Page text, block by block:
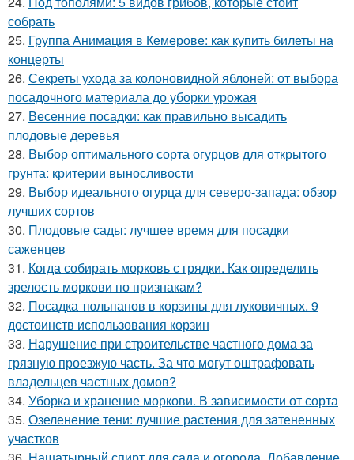
собрать
25. Группа Анимация в Кемерове: как купить билеты на
концерты
26. Секреты ухода за колоновидной яблоней: от выбора
посадочного материала до уборки урожая
27. Весенние посадки: как правильно высадить
плодовые деревья
28. Выбор оптимального сорта огурцов для открытого
грунта: критерии выносливости
29. Выбор идеального огурца для северо-запада: обзор
лучших сортов
30. Плодовые сады: лучшее время для посадки
саженцев
31. Когда собирать морковь с грядки. Как определить
зрелость моркови по признакам?
32. Посадка тюльпанов в корзины для луковичных. 9
достоинств использования корзин
33. Нарушение при строительстве частного дома за
грязную проезжую часть. За что могут оштрафовать
владельцев частных домов?
34. Уборка и хранение моркови. В зависимости от сорта
35. Озеленение тени: лучшие растения для затененных
участков